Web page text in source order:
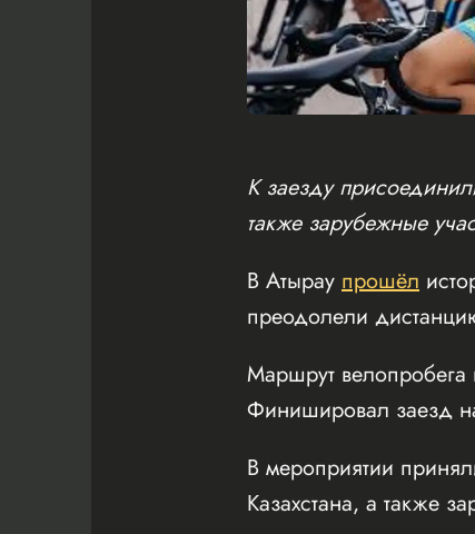
К заезду
также зарубежные
В Атырау прошёл
преодолели
Маршрут
Финишировал заезд
В мероприятии
Казахстана, а также